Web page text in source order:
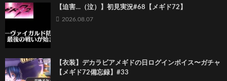
【迫害…（泣）】初見実況#68【メギド72】
2026.08.07
【衣装】デカラビアメギドの日ログインボイス〜ガチャ
【メギド72備忘録】#33